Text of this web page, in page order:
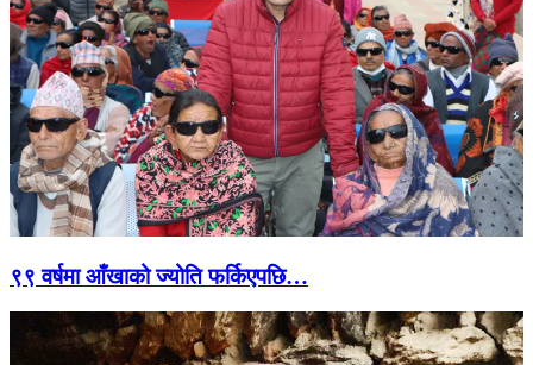
९९ वर्षमा आँखाको ज्योति फर्किएपछि…